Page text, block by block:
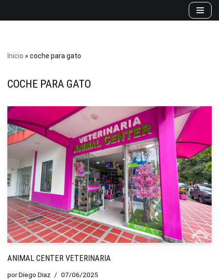
Inicio » coche para gato
COCHE PARA GATO
ANIMAL CENTER VETERINARIA
porDiego Diaz 07/06/2025